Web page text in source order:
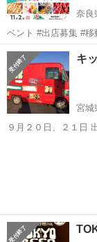
奈良
ベント #出店募集 #移
ベント …
奈良 高市郡
キ
宮城
９月２０日、２１日